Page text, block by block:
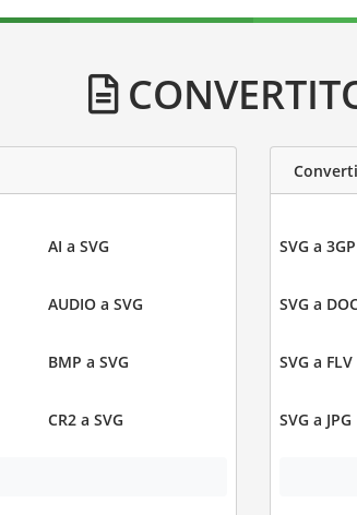
AI a SVG
AUDIO a SVG
BMP a SVG
CR2 a SVG
SVG a 3GP
SVG a
SVG a FLV
SVG a JPG